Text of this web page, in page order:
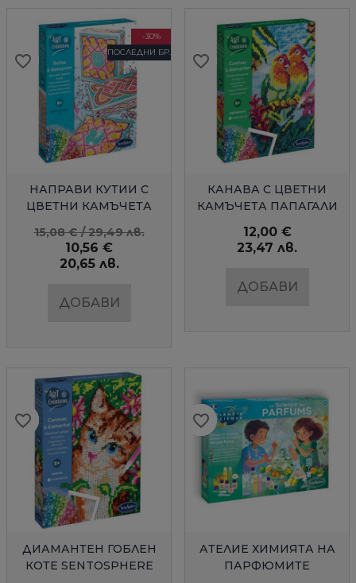
БЪРЗ ПРЕГЛЕД
-30%
ПОСЛЕДНИ БР.
НАПРАВИ КУТИИ С
ЦВЕТНИ КАМЪЧЕТА
КЕЛТСКИ МОТИВИ
15,08 € / 29,49 лв.
10,56 €
20,65 лв.
ДОБАВИ
favorite_border
favorite_border
favorite_border
БЪРЗ ПРЕГЛЕД
КАНАВА С ЦВЕТНИ
КАМЪЧЕТА ПАПАГАЛИ
12,00 €
23,47 лв.
ДОБАВИ
favorite_border
favorite_border
favorite_border
БЪРЗ ПРЕГЛЕД
ДИАМАНТЕН ГОБЛЕН
КОТЕ SENTOSPHERE
favorite_border
favorite_border
favorite_border
БЪРЗ ПРЕГЛЕД
АТЕЛИЕ ХИМИЯТА НА
ПАРФЮМИТЕ
favorite_border
favorite_border
favorite_border